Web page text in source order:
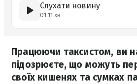
Слухати новину
01:11 хв
Працюючи таксистом, ви
підозрюєте, що можуть
своїх кишенях та сумках